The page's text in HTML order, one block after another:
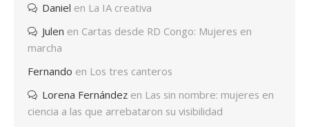
Daniel en La IA creativa
Julen en Cartas desde RD Congo: Mujeres en
marcha
Fernando en Los tres canteros
Lorena Fernández en Las sin nombre: mujeres en
ciencia a las que arrebataron su visibilidad